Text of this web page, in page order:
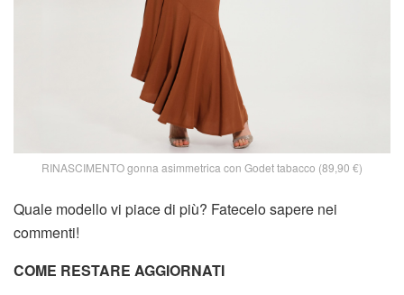
RINASCIMENTO gonna asimmetrica con Godet tabacco (89,90 €)
Quale modello vi piace di più? Fatecelo sapere nei
commenti!
COME RESTARE AGGIORNATI